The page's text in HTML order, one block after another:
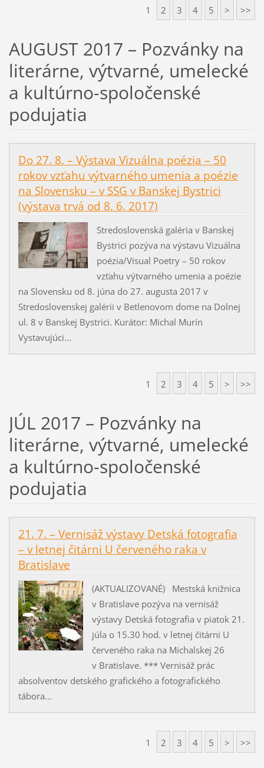
1 2 3 4 5 > >>
AUGUST 2017 – Pozvánky na
literárne, výtvarné, umelecké
a kultúrno-spoločenské
podujatia
Do 27. 8. – Výstava Vizuálna poézia – 50
rokov vzťahu výtvarného umenia a poézie
na Slovensku – v SSG v Banskej Bystrici
(výstava trvá od 8. 6. 2017)
Stredoslovenská galéria v Banskej
Bystrici pozýva na výstavu Vizuálna
poézia/Visual Poetry – 50 rokov
vzťahu výtvarného umenia a poézie
na Slovensku od 8. júna do 27. augusta 2017 v
Stredoslovenskej galérii v Betlenovom dome na Dolnej
ul. 8 v Banskej Bystrici. Kurátor: Michal Murín
Vystavujúci...
1 2 3 4 5 > >>
JÚL 2017 – Pozvánky na
literárne, výtvarné, umelecké
a kultúrno-spoločenské
podujatia
21. 7. – Vernisáž výstavy Detská fotografia
– v letnej čitárni U červeného raka v
Bratislave
(AKTUALIZOVANÉ) Mestská knižnica
v Bratislave pozýva na vernisáž
výstavy Detská fotografia v piatok 21.
júla o 15.30 hod. v letnej čitárni U
červeného raka na Michalskej 26
v Bratislave. *** Vernisáž prác
absolventov detského grafického a fotografického
tábora...
1 2 3 4 5 > >>